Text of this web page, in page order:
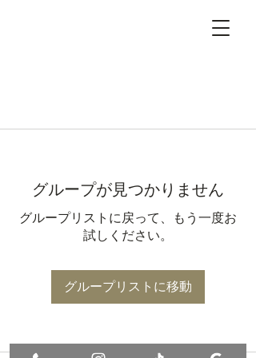
グループが見つかりません
グループリストに戻って、もう一度お
試しください。
グループリストに移動